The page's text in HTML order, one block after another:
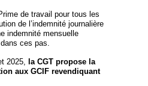
de travail pour tous les
de l’indemnité journalière
indemnité mensuelle
ces pas.
2025, la CGT propose la
aux GCIF revendiquant